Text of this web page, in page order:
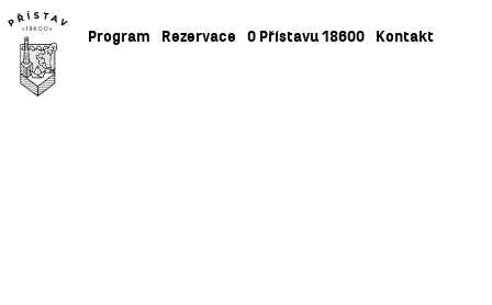
Program Rezervace O Přístavu 18600 Kontakt